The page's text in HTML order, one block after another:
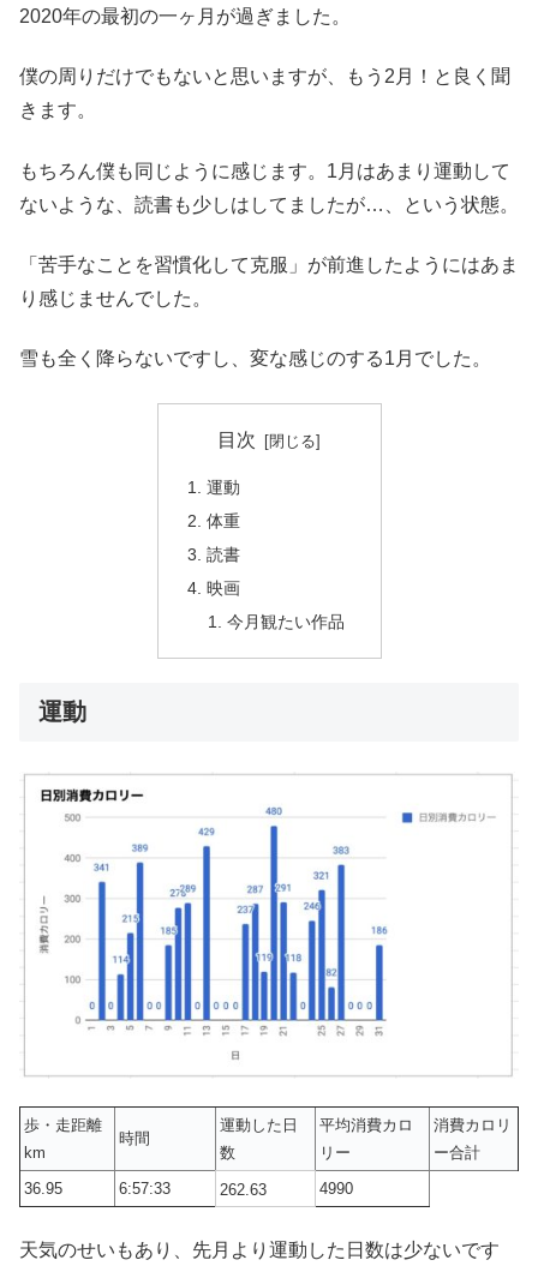
2020年の最初の一ヶ月が過ぎました。
僕の周りだけでもないと思いますが、もう2月！と良く聞
きます。
もちろん僕も同じように感じます。1月はあまり運動して
ないような、読書も少しはしてましたが…、という状態。
「苦手なことを習慣化して克服」が前進したようにはあま
り感じませんでした。
雪も全く降らないですし、変な感じのする1月でした。
目次
運動
体重
読書
映画
今月観たい作品
運動
歩・走距離
km
時間
運動した日
数
平均消費カロ
リー
消費カロリ
ー合計
36.95
6:57:33 262.63 4990
天気のせいもあり、先月より運動した日数は少ないです